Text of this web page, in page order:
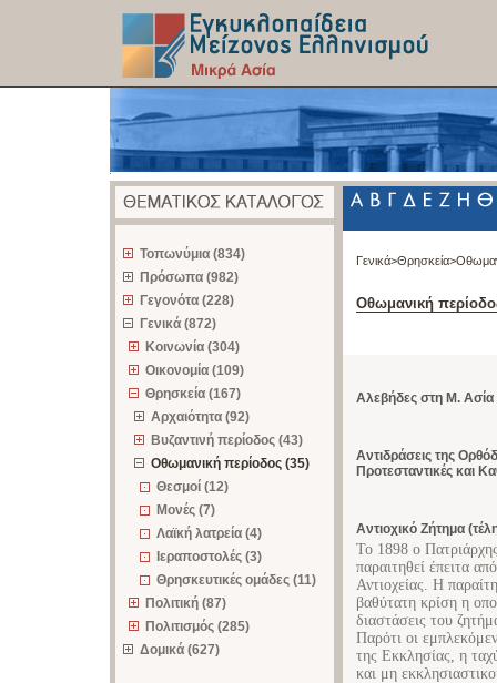
Τοπωνύμια (834)
Πρόσωπα (982)
Γεγονότα (228)
Γενικά (872)
Κοινωνία (304)
Οικονομία (109)
Θρησκεία (167)
Αρχαιότητα (92)
Βυζαντινή περίοδος (43)
Οθωμανική περίοδος (35)
Θεσμοί (12)
Μονές (7)
Λαϊκή λατρεία (4)
Ιεραποστολές (3)
Θρησκευτικές ομάδες (11)
Πολιτική (87)
Πολιτισμός (285)
Δομικά (627)
Γενικά>Θρησκεία>
Οθωμανική
Αλεβήδες στη Μ. Ασία
Αντιδράσεις της
Προτεσταντικές και
Αντιοχικό Ζήτημα
Το 1898 ο
παραιτηθεί έπειτα
Αντιοχείας. Η
βαθύτατη κρίση η
διαστάσεις του
Παρότι οι
της Εκκλησίας, η
και μη